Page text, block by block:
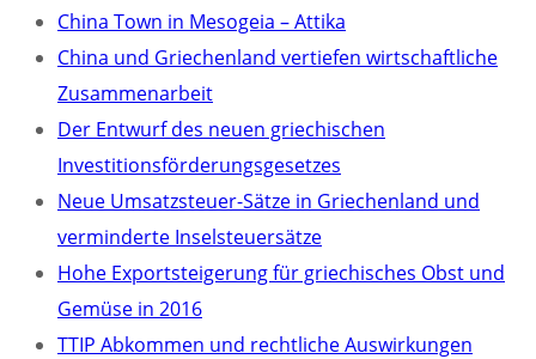
China Town in Mesogeia – Attika
China und Griechenland vertiefen wirtschaftliche
Zusammenarbeit
Der Entwurf des neuen griechischen
Investitionsförderungsgesetzes
Neue Umsatzsteuer-Sätze in Griechenland und
verminderte Inselsteuersätze
Hohe Exportsteigerung für griechisches Obst und
Gemüse in 2016
TTIP Abkommen und rechtliche Auswirkungen